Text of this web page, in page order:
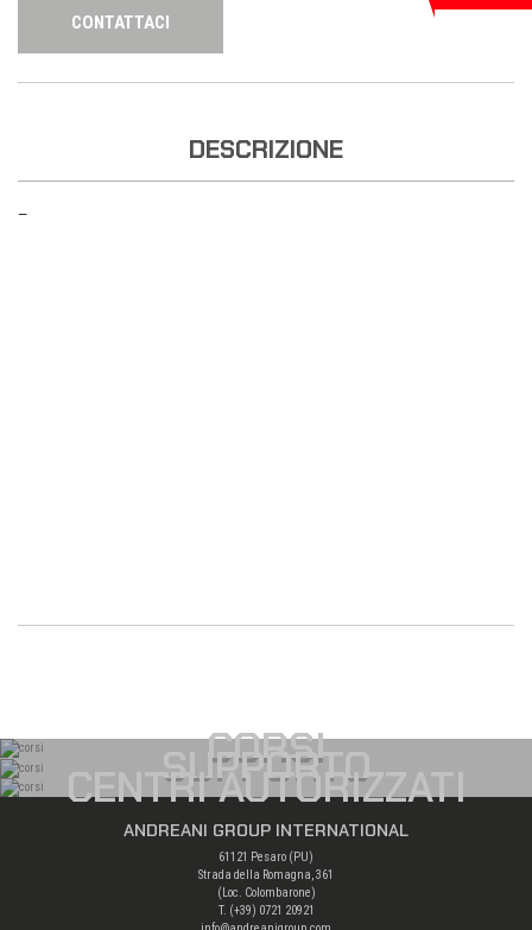
CONTATTACI
DESCRIZIONE
—
CORSI
SUPPORTO
CENTRI AUTORIZZATI
ANDREANI GROUP INTERNATIONAL
61121 Pesaro (PU)
Strada della Romagna, 361
(Loc. Colombarone)
T. (+39) 0721 20921